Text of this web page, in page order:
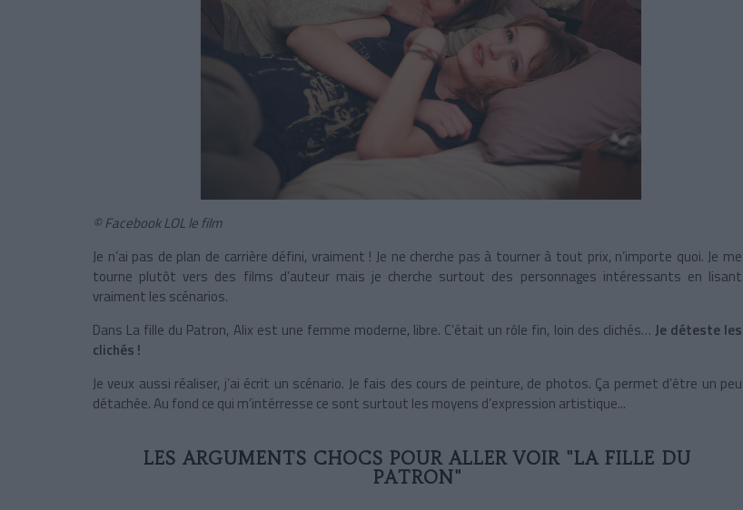
© Facebook LOL le film
Je n’ai pas de plan de carrière défini, vraiment ! Je ne cherche pas à tourner à tout prix, n’importe quoi. Je me
tourne plutôt vers des films d’auteur mais je cherche surtout des personnages intéressants en lisant
vraiment les scénarios.
Dans La fille du Patron, Alix est une femme moderne, libre. C’était un rôle fin, loin des clichés… Je déteste les
clichés !
Je veux aussi réaliser, j’ai écrit un scénario. Je fais des cours de peinture, de photos. Ça permet d’être un peu
détachée. Au fond ce qui m’intérresse ce sont surtout les moyens d’expression artistique...
LES ARGUMENTS CHOCS POUR ALLER VOIR "LA FILLE DU
PATRON"